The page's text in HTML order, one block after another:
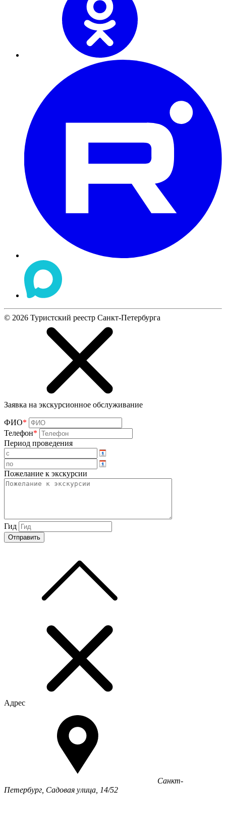
© 2026 Туристский реестр Санкт-Петербурга
Заявка на экскурсионное обслуживание
ФИО*
Телефон*
Период проведения
Пожелание к экскурсии
Гид
Адрес
Санкт-
Петербург, Садовая улица, 14/52